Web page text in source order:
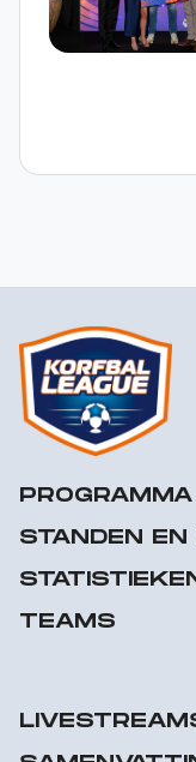
PROGRAMMA
STANDEN
TEAMS